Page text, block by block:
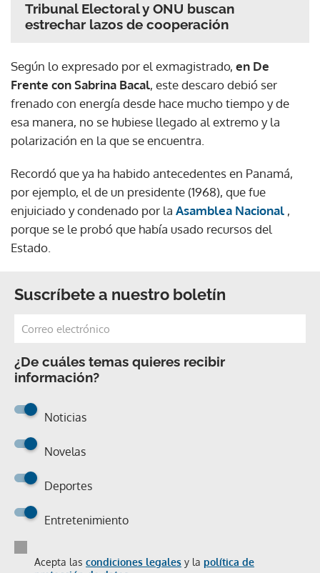
Tribunal Electoral y ONU buscan
estrechar lazos de cooperación
Según lo expresado por el exmagistrado, en De
Frente con Sabrina Bacal, este descaro debió ser
frenado con energía desde hace mucho tiempo y de
esa manera, no se hubiese llegado al extremo y la
polarización en la que se encuentra.
Recordó que ya ha habido antecedentes en Panamá,
por ejemplo, el de un presidente (1968), que fue
enjuiciado y condenado por la Asamblea Nacional ,
porque se le probó que había usado recursos del
Estado.
Suscríbete a nuestro boletín
¿De cuáles temas quieres recibir
información?
Noticias
Novelas
Deportes
Entretenimiento
Acepta las condiciones legales y la política de